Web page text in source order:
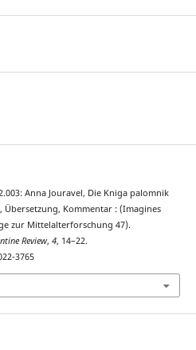
Anna Jouravel, Die Kniga palomnik
Kommentar : (Imagines
zur Mittelalterforschung 47).
Review, 4, 14–22.
3765